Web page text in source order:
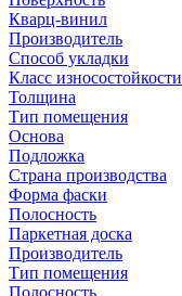
Кварц-винил
Производитель
Способ укладки
Класс износостойкости
Толщина
Тип помещения
Основа
Подложка
Страна производства
Форма фаски
Полосность
Паркетная доска
Производитель
Тип помещения
Полосность